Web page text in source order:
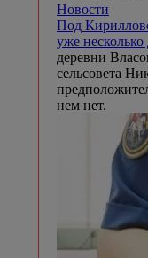
Новости
Под
уже несколько
деревни
сельсовета
нем нет.